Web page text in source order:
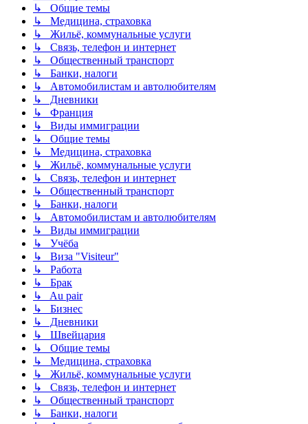
↳ Общие темы
↳ Медицина, страховка
↳ Жильё, коммунальные услуги
↳ Связь, телефон и интернет
↳ Общественный транспорт
↳ Банки, налоги
↳ Автомобилистам и автолюбителям
↳ Дневники
↳ Франция
↳ Виды иммиграции
↳ Общие темы
↳ Медицина, страховка
↳ Жильё, коммунальные услуги
↳ Связь, телефон и интернет
↳ Общественный транспорт
↳ Банки, налоги
↳ Автомобилистам и автолюбителям
↳ Виды иммиграции
↳ Учёба
↳ Виза "Visiteur"
↳ Работа
↳ Брак
↳ Au pair
↳ Бизнес
↳ Дневники
↳ Швейцария
↳ Общие темы
↳ Медицина, страховка
↳ Жильё, коммунальные услуги
↳ Связь, телефон и интернет
↳ Общественный транспорт
↳ Банки, налоги